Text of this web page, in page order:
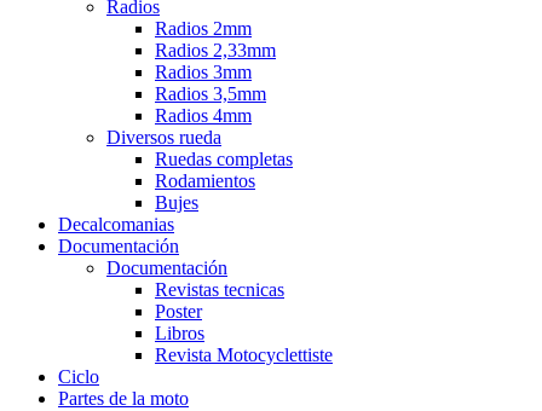
Radios
Radios 2mm
Radios 2,33mm
Radios 3mm
Radios 3,5mm
Radios 4mm
Diversos rueda
Ruedas completas
Rodamientos
Bujes
Decalcomanias
Documentación
Documentación
Revistas tecnicas
Poster
Libros
Revista Motocyclettiste
Ciclo
Partes de la moto